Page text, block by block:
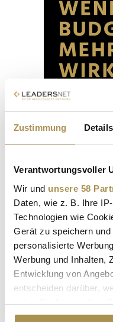
Zustimmung Details
Verantwortungsvoller
Wir und unsere 58
Daten, wie z. B. Ihre
Technologien wie
Gerät zu speichern
personalisierte
Werbung und Inhalten,
Entwicklung von
entscheiden darüber,
Cookie-Erklärung oder